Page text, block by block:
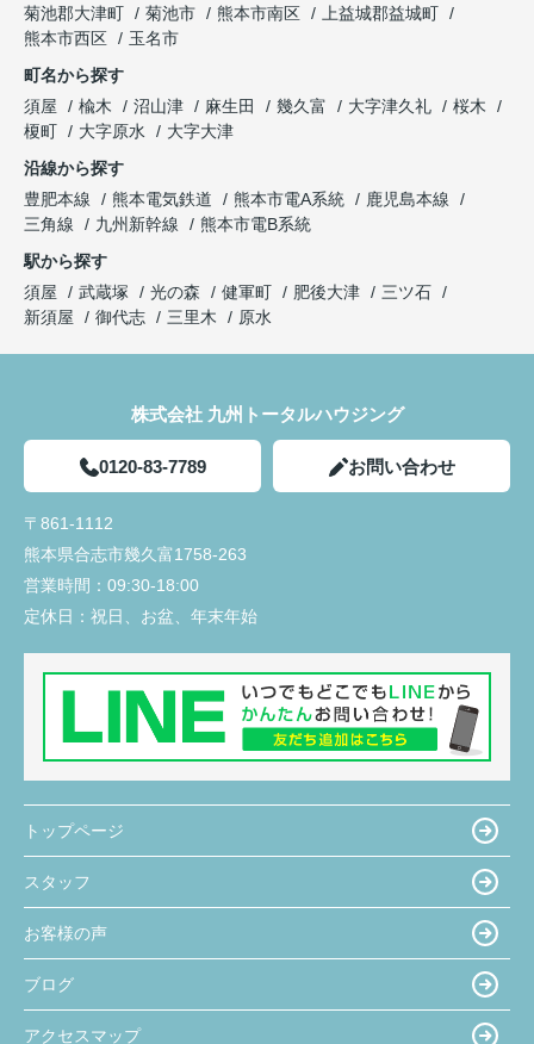
菊池郡大津町
菊池市 熊本市南区
上益城郡益城町
熊本市西区
玉名市
町名から探す
須屋
楡木 沼山津 麻生田 幾久富 大字津久礼
桜木
榎町
大字原水
大字大津
沿線から探す
豊肥本線
熊本電気鉄道 熊本市電A系統
鹿児島本線
三角線
九州新幹線
熊本市電B系統
駅から探す
須屋
武蔵塚 光の森 健軍町 肥後大津
三ツ石
新須屋
御代志 三里木 原水
株式会社 九州トータルハウジング
0120-83-7789 お問い合わせ
〒861-1112
熊本県合志市幾久富1758-263
営業時間： 09:30-18:00
定休日： 祝日、お盆、年末年始
トップページ
スタッフ
お客様の声
ブログ
アクセスマップ